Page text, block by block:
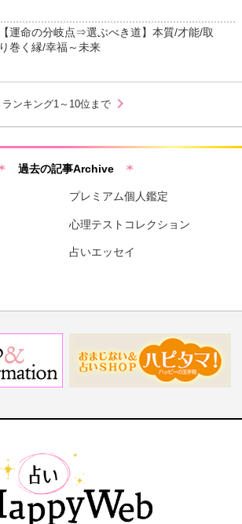
【運命の分岐点⇒選ぶべき道】本質/才能/取
り巻く縁/幸福～未来
ランキング1～10位まで chevron_right
過去の記事Archive
プレミアム個人鑑定
心理テストコレクション
占いエッセイ